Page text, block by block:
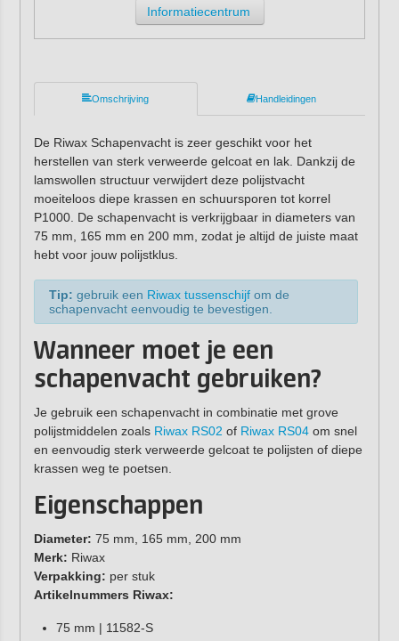
Informatiecentrum
Omschrijving Handleidingen
De Riwax Schapenvacht is zeer geschikt voor het
herstellen van sterk verweerde gelcoat en lak. Dankzij de
lamswollen structuur verwijdert deze polijstvacht
moeiteloos diepe krassen en schuursporen tot korrel
P1000. De schapenvacht is verkrijgbaar in diameters van
75 mm, 165 mm en 200 mm, zodat je altijd de juiste maat
hebt voor jouw polijstklus.
Tip: gebruik een Riwax tussenschijfom de
schapenvacht eenvoudig te bevestigen.
Wanneer moet je een
schapenvacht gebruiken?
Je gebruik een schapenvacht in combinatie met grove
polijstmiddelen zoals Riwax RS02 of Riwax RS04om snel
en eenvoudig sterk verweerde gelcoat te polijsten of diepe
krassen weg te poetsen.
Eigenschappen
Diameter: 75 mm, 165 mm, 200 mm
Merk: Riwax
Verpakking: per stuk
Artikelnummers Riwax:
75 mm | 11582-S